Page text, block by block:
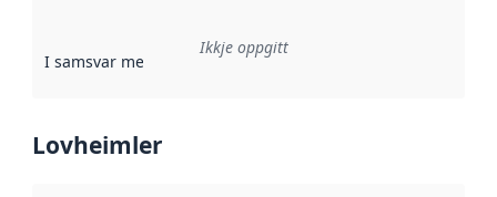
I samsvar med Referanse til ei implementeringsregel eller
Ikkje oppgitt
Lovheimler